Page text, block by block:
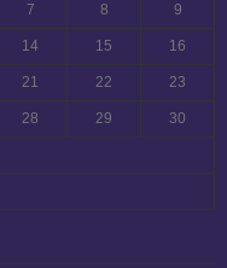
7 8 9
14 15 16
21 22 23
28 29 30